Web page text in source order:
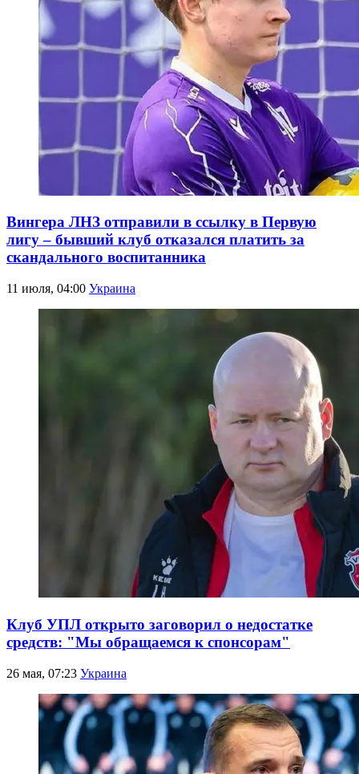
Вингера ЛНЗ отправили в ссылку в Первую
лигу – бывший клуб отказался платить за
скандального воспитанника
11 июля, 04:00 Украина
Клуб УПЛ открыто заговорил о недостатке
средств: "Мы обращаемся к спонсорам"
26 мая, 07:23 Украина